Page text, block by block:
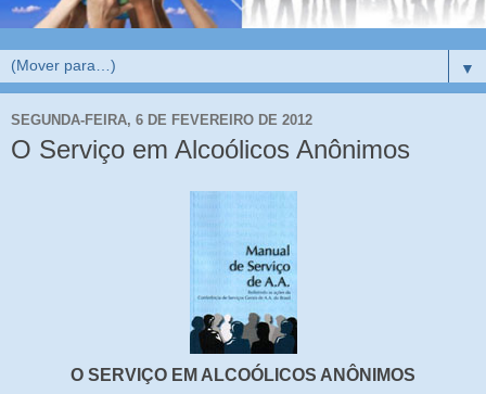
▼
SEGUNDA-FEIRA, 6 DE FEVEREIRO DE 2012
O Serviço em Alcoólicos Anônimos
O SERVIÇO EM ALCOÓLICOS ANÔNIMOS